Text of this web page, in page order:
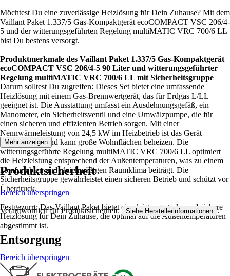
Möchtest Du eine zuverlässige Heizlösung für Dein Zuhause? Mit dem
Vaillant Paket 1.337/5 Gas-Kompaktgerät ecoCOMPACT VSC 206/4-
5 und der witterungsgeführten Regelung multiMATIC VRC 700/6 LL
bist Du bestens versorgt.
Produktmerkmale des Vaillant Paket 1.337/5 Gas-Kompaktgerät
ecoCOMPACT VSC 206/4-5 90 Liter und witterungsgeführter
Regelung multiMATIC VRC 700/6 LL mit Sicherheitsgruppe
Darum solltest Du zugreifen: Dieses Set bietet eine umfassende
Heizlösung mit einem Gas-Brennwertgerät, das für Erdgas L/LL
geeignet ist. Die Ausstattung umfasst ein Ausdehnungsgefäß, ein
Manometer, ein Sicherheitsventil und eine Umwälzpumpe, die für
einen sicheren und effizienten Betrieb sorgen. Mit einer
Nennwärmeleistung von 24,5 kW im Heizbetrieb ist das Gerät
leistungsstark und kann große Wohnflächen beheizen. Die
witterungsgeführte Regelung multiMATIC VRC 700/6 LL optimiert
die Heizleistung entsprechend der Außentemperaturen, was zu einem
komfortablen und gleichmäßigen Raumklima beiträgt. Die
Sicherheitsgruppe gewährleistet einen sicheren Betrieb und schützt vor
Überdruck.
Festgezurrt: Das Vaillant Paket bietet eine leistungsstarke und sichere
Heizlösung für Dein Zuhause, die optimal auf die Außentemperaturen
abgestimmt ist.
Mehr anzeigen
Produktsicherheit
Bereich überspringen
Verantwortlich für Produktsicherheit: Siehe Herstellerinformationen .
Entsorgung
Bereich überspringen